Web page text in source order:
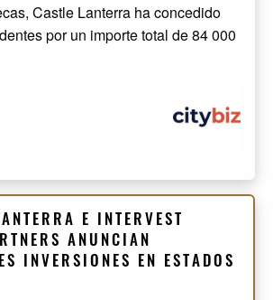
Castle Lanterra ha concedido
por un importe total de 84 000
E INTERVEST
ANUNCIAN
INVERSIONES EN ESTADOS